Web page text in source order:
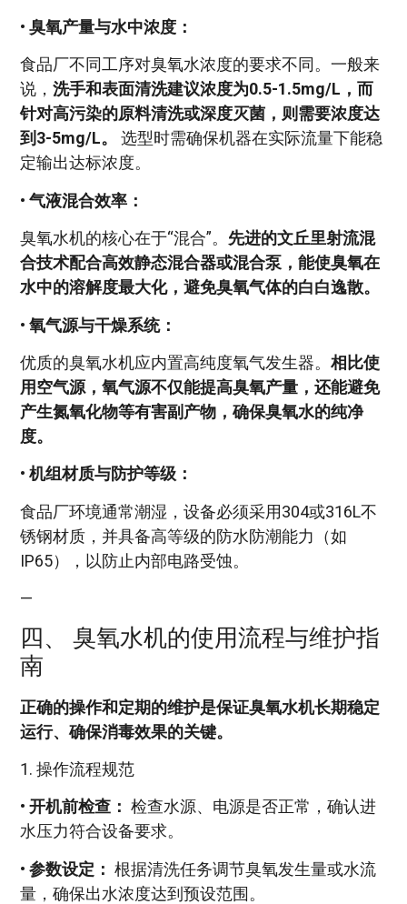
• 臭氧产量与水中浓度：
食品厂不同工序对臭氧水浓度的要求不同。一般来
说， 洗手和表面清洗建议浓度为0.5-1.5mg/L，而
针对高污染的原料清洗或深度灭菌，则需要浓度达
到3-5mg/L。
选型时需确保机器在实际流量下能稳
定输出达标浓度。
• 气液混合效率：
臭氧水机的核心在于“混合”。 先进的文丘里射流混
合技术配合高效静态混合器或混合泵，能使臭氧在
水中的溶解度最大化，避免臭氧气体的白白逸散。
• 氧气源与干燥系统：
优质的臭氧水机应内置高纯度氧气发生器。 相比使
用空气源，氧气源不仅能提高臭氧产量，还能避免
产生氮氧化物等有害副产物，确保臭氧水的纯净
度。
• 机组材质与防护等级：
食品厂环境通常潮湿，设备必须采用304或316L不
锈钢材质，并具备高等级的防水防潮能力（如
IP65），以防止内部电路受蚀。
—
四、 臭氧水机的使用流程与维护指
南
正确的操作和定期的维护是保证臭氧水机长期稳定
运行、确保消毒效果的关键。
1. 操作流程规范
• 开机前检查： 检查水源、电源是否正常，确认进
水压力符合设备要求。
• 参数设定： 根据清洗任务调节臭氧发生量或水流
量，确保出水浓度达到预设范围。